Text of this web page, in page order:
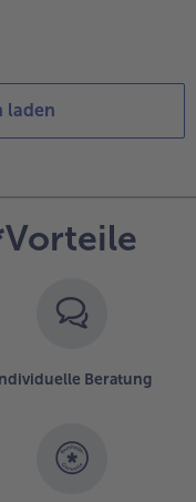
laden
Beratung